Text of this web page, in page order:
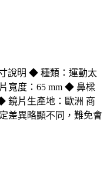
寸說明 ◆ 種類：運動太
寬度：65 mm ◆ 鼻樑
鏡片生產地：歐洲 商
差異略顯不同，難免會